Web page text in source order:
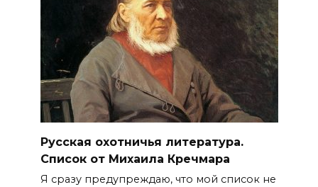
Русская охотничья литература.
Список от Михаила Кречмара
Я сразу предупреждаю, что мой список не